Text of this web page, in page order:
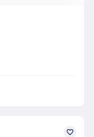
favorite_border